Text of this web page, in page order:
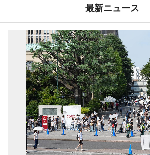
最新ニュース